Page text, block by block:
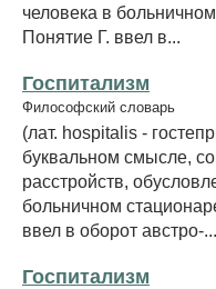
человека в
Понятие Г. ввел в...
Госпитализм
Философский словарь
(лат. hospitalis -
буквальном смысле,
расстройств,
больничном
ввел в оборот австро-...
Госпитализм